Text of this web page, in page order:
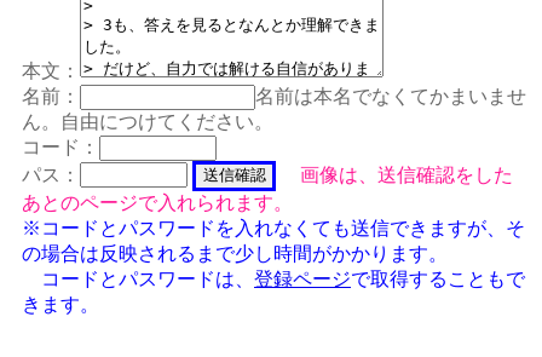
本文：
名前：
名前は本名でなくてかまいませ
ん。自由につけてください。
コード：
パス：
画像は、送信確認をした
あとのページで入れられます。
※コードとパスワードを入れなくても送信できますが、そ
の場合は反映されるまで少し時間がかかります。
コードとパスワードは、 登録ページで取得することもで
きます。